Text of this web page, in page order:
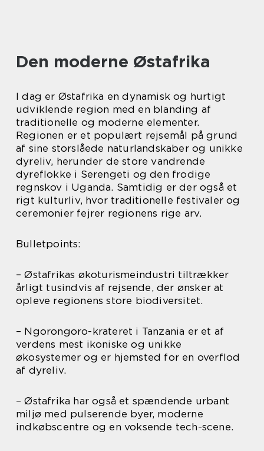
Den moderne Østafrika
I dag er Østafrika en dynamisk og hurtigt
udviklende region med en blanding af
traditionelle og moderne elementer.
Regionen er et populært rejsemål på grund
af sine storslåede naturlandskaber og unikke
dyreliv, herunder de store vandrende
dyreflokke i Serengeti og den frodige
regnskov i Uganda. Samtidig er der også et
rigt kulturliv, hvor traditionelle festivaler og
ceremonier fejrer regionens rige arv.
Bulletpoints:
– Østafrikas økoturismeindustri tiltrækker
årligt tusindvis af rejsende, der ønsker at
opleve regionens store biodiversitet.
– Ngorongoro-krateret i Tanzania er et af
verdens mest ikoniske og unikke
økosystemer og er hjemsted for en overflod
af dyreliv.
– Østafrika har også et spændende urbant
miljø med pulserende byer, moderne
indkøbscentre og en voksende tech-scene.